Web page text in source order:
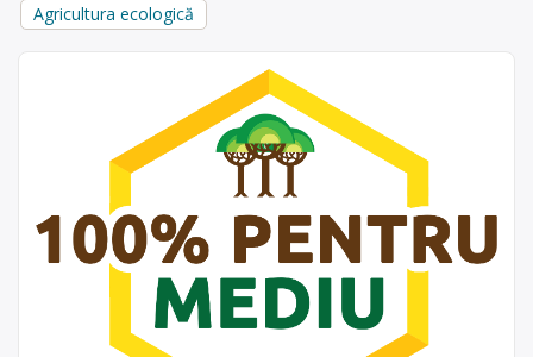
Agricultura ecologică